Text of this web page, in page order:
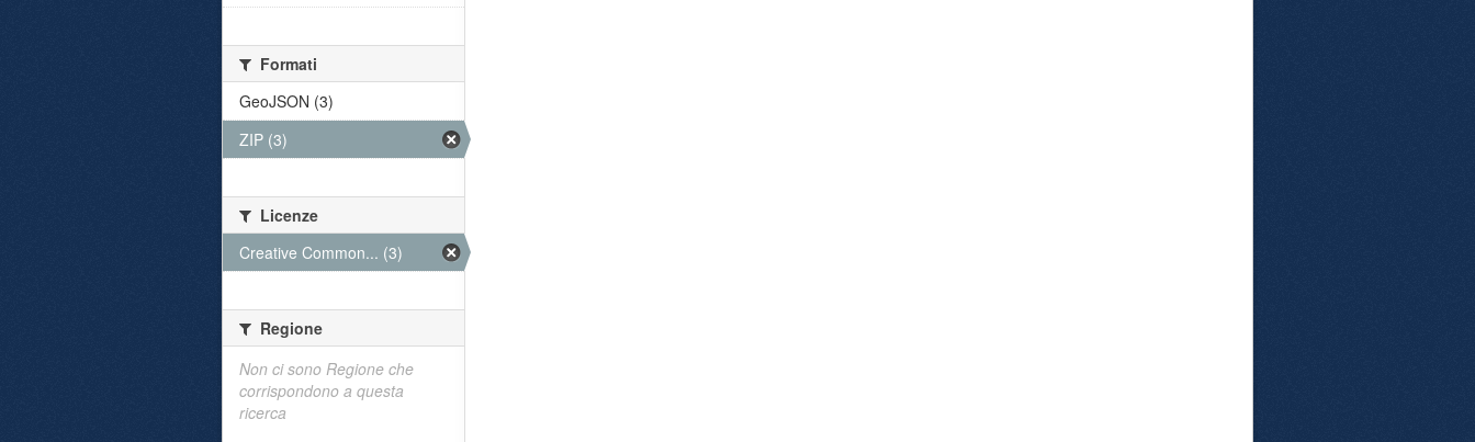
Formati
GeoJSON (3)
ZIP (3)
Licenze
Creative Common... (3)
Regione
Non ci sono Regione che
corrispondono a questa
ricerca